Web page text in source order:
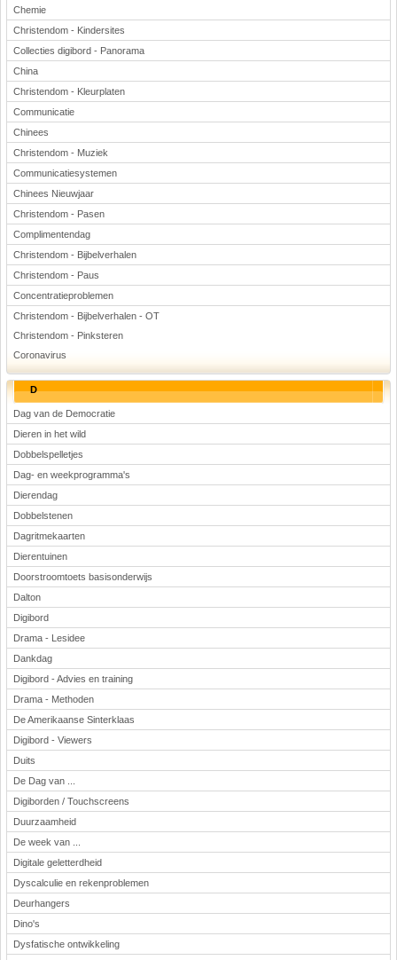
Chemie
Christendom - Kindersites
Collecties digibord - Panorama
China
Christendom - Kleurplaten
Communicatie
Chinees
Christendom - Muziek
Communicatiesystemen
Chinees Nieuwjaar
Christendom - Pasen
Complimentendag
Christendom - Bijbelverhalen
Christendom - Paus
Concentratieproblemen
Christendom - Bijbelverhalen - OT
Christendom - Pinksteren
Coronavirus
D
Dag van de Democratie
Dieren in het wild
Dobbelspelletjes
Dag- en weekprogramma's
Dierendag
Dobbelstenen
Dagritmekaarten
Dierentuinen
Doorstroomtoets basisonderwijs
Dalton
Digibord
Drama - Lesidee
Dankdag
Digibord - Advies en training
Drama - Methoden
De Amerikaanse Sinterklaas
Digibord - Viewers
Duits
De Dag van ...
Digiborden / Touchscreens
Duurzaamheid
De week van ...
Digitale geletterdheid
Dyscalculie en rekenproblemen
Deurhangers
Dino's
Dysfatische ontwikkeling